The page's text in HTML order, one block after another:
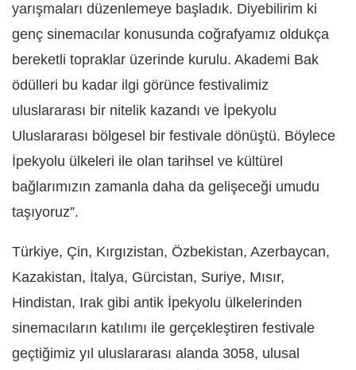
yarışmaları düzenlemeye başladık. Diyebilirim ki
genç sinemacılar konusunda coğrafyamız oldukça
bereketli topraklar üzerinde kurulu. Akademi Bak
ödülleri bu kadar ilgi görünce festivalimiz
uluslararası bir nitelik kazandı ve İpekyolu
Uluslararası bölgesel bir festivale dönüştü. Böylece
İpekyolu ülkeleri ile olan tarihsel ve kültürel
bağlarımızın zamanla daha da gelişeceği umudu
taşıyoruz”.
Türkiye, Çin, Kırgızistan, Özbekistan, Azerbaycan,
Kazakistan, İtalya, Gürcistan, Suriye, Mısır,
Hindistan, Irak gibi antik İpekyolu ülkelerinden
sinemacıların katılımı ile gerçekleştiren festivale
geçtiğimiz yıl uluslararası alanda 3058, ulusal